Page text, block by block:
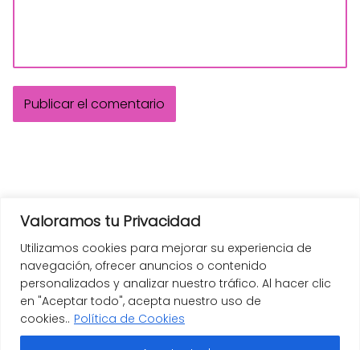
Valoramos tu Privacidad
Utilizamos cookies para mejorar su experiencia de
navegación, ofrecer anuncios o contenido
personalizados y analizar nuestro tráfico. Al hacer clic
en "Aceptar todo", acepta nuestro uso de
cookies.. Política de Cookies